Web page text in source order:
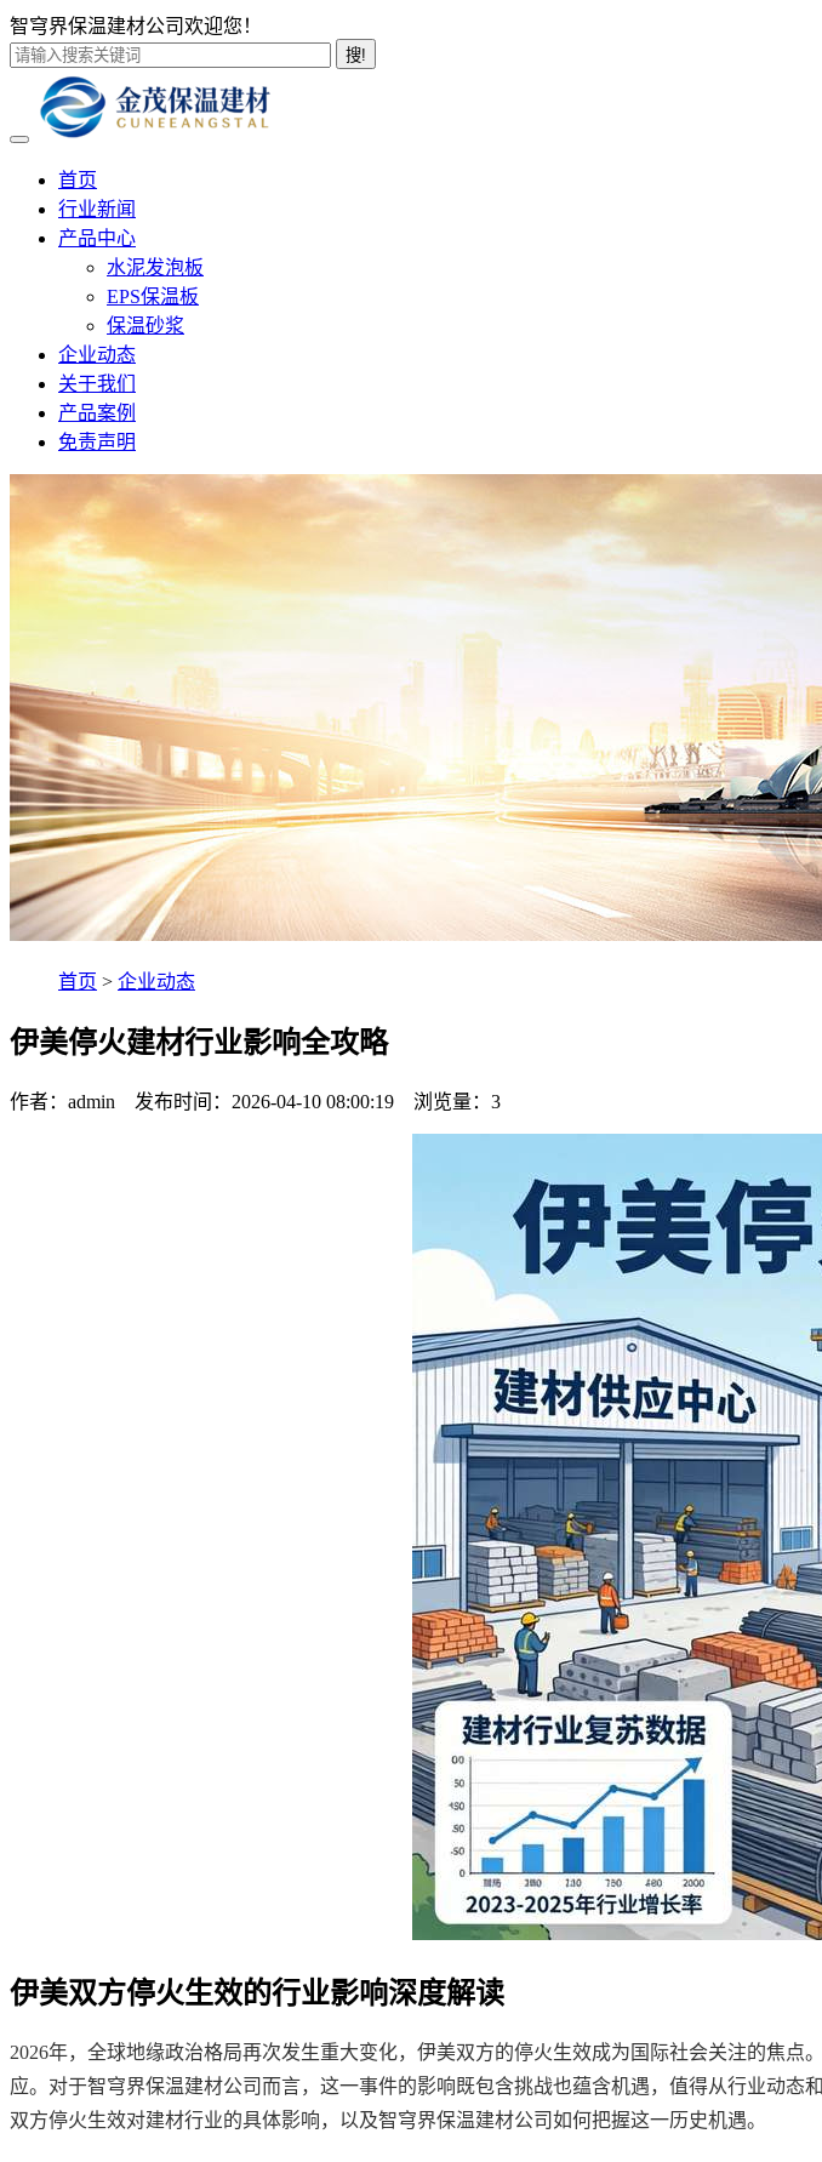
智穹界保温建材公司欢迎您！
搜!
首页
行业新闻
产品中心
水泥发泡板
EPS保温板
保温砂浆
企业动态
关于我们
产品案例
免责声明
首页 > 企业动态
伊美停火建材行业影响全攻略
作者：admin 发布时间：2026-04-10 08:00:19 浏览量： 3
伊美双方停火生效的行业影响深度解读
2026年，全球地缘政治格局再次发生重大变化，伊美双方的停火生效成为国际社会关注的焦
应。对于智穹界保温建材公司而言，这一事件的影响既包含挑战也蕴含机遇，值得从行业动
双方停火生效对建材行业的具体影响，以及智穹界保温建材公司如何把握这一历史机遇。